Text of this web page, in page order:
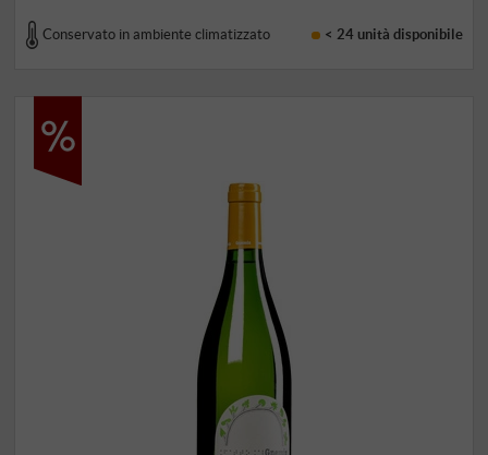
Conservato in ambiente climatizzato < 24 unità disponibile